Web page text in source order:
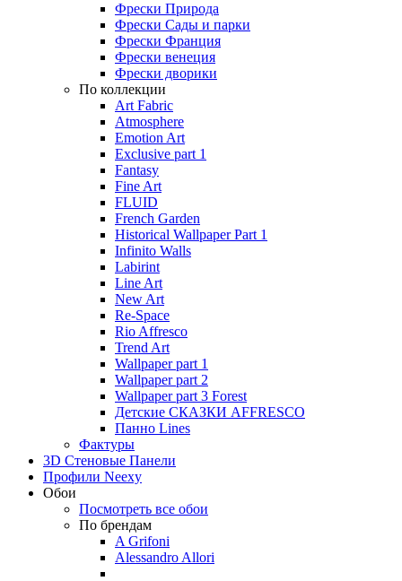
Фрески Природа
Фрески Сады и парки
Фрески Франция
Фрески венеция
Фрески дворики
По коллекции
Art Fabric
Atmosphere
Emotion Art
Exclusive part 1
Fantasy
Fine Art
FLUID
French Garden
Historical Wallpaper Part 1
Infinito Walls
Labirint
Line Art
New Art
Re-Space
Rio Affresco
Trend Art
Wallpaper part 1
Wallpaper part 2
Wallpaper part 3 Forest
Детские СКАЗКИ AFFRESCO
Панно Lines
Фактуры
3D Стеновые Панели
Профили Neexy
Обои
Посмотреть все обои
По брендам
A Grifoni
Alessandro Allori